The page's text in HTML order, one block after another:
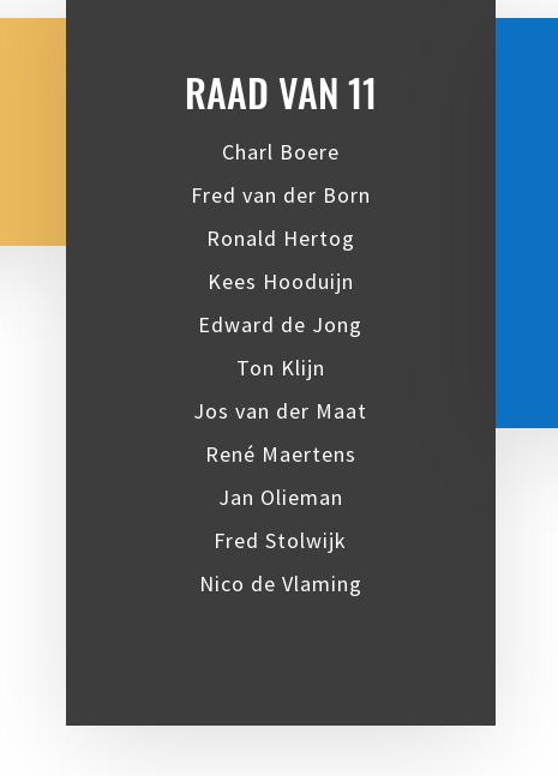
RAAD VAN 11
Charl Boere
Fred van der Born
Ronald Hertog
Kees Hooduijn
Edward de Jong
Ton Klijn
Jos van der Maat
René Maertens
Jan Olieman
Fred Stolwijk
Nico de Vlaming